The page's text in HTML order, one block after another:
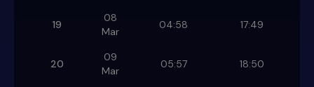
19
08
Mar
04:58 17:49
20
09
Mar
05:57 18:50